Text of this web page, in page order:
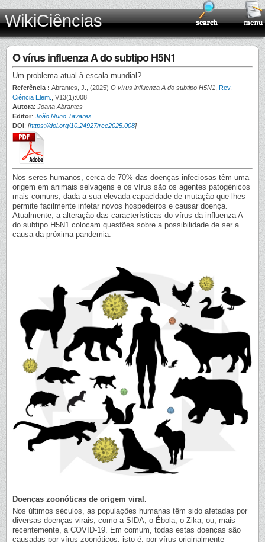
WikiCiências
O vírus influenza A do subtipo H5N1
Um problema atual à escala mundial?
Referência : Abrantes, J., (2025) O vírus influenza A do subtipo H5N1 Rev.
Ciência Elem.
, V13(1):008
Autora: Joana Abrantes
Editor: João Nuno Tavares
DOI: [https://doi.org/10.24927/rce2025.008]
Nos seres humanos, cerca de 70% das doenças infeciosas têm uma
origem em animais selvagens e os vírus são os agentes patogénicos
mais comuns, dada a sua elevada capacidade de mutação que lhes
permite facilmente infetar novos hospedeiros e causar doença.
Atualmente, a alteração das características do vírus da influenza A
do subtipo H5N1 colocam questões sobre a possibilidade de ser a
causa da próxima pandemia.
Doenças zoonóticas de origem viral.
Nos últimos séculos, as populações humanas têm sido afetadas por
diversas doenças virais, como a SIDA, o Ébola, o Zika, ou, mais
recentemente, a COVID-19. Em comum, todas estas doenças são
causadas por vírus zoonóticos, isto é, por vírus originalmente